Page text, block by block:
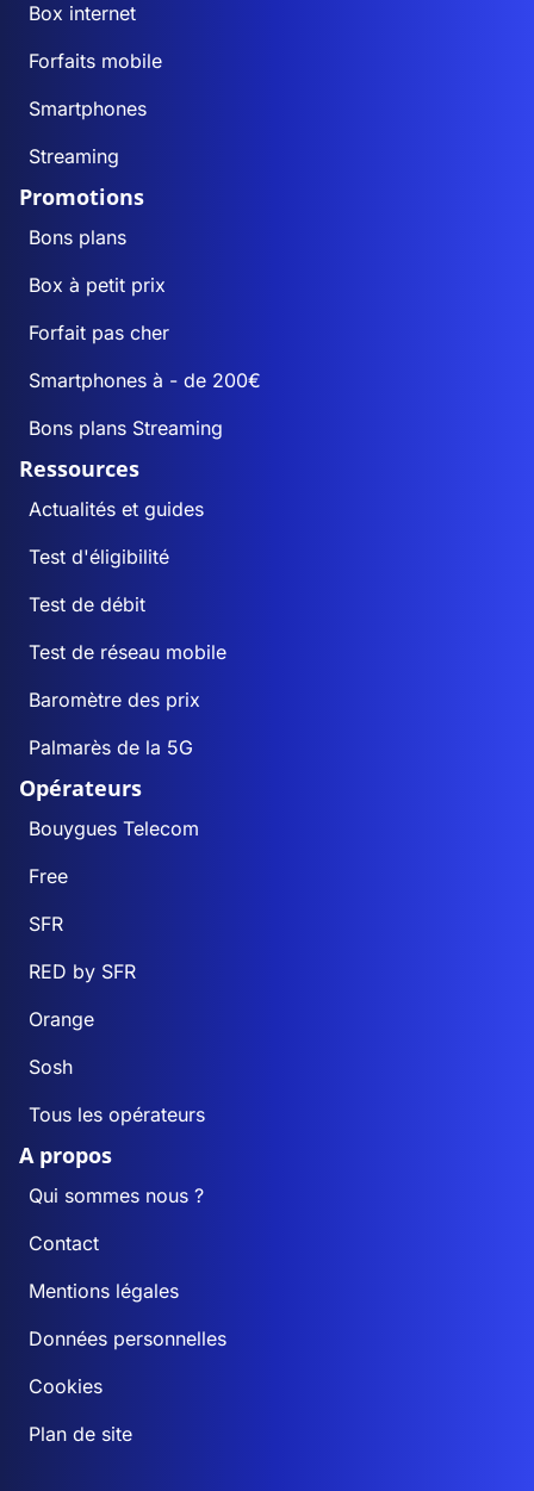
Box internet
Forfaits mobile
Smartphones
Streaming
Promotions
Bons plans
Box à petit prix
Forfait pas cher
Smartphones à - de 200€
Bons plans Streaming
Ressources
Actualités et guides
Test d'éligibilité
Test de débit
Test de réseau mobile
Baromètre des prix
Palmarès de la 5G
Opérateurs
Bouygues Telecom
Free
SFR
RED by SFR
Orange
Sosh
Tous les opérateurs
A propos
Qui sommes nous ?
Contact
Mentions légales
Données personnelles
Cookies
Plan de site